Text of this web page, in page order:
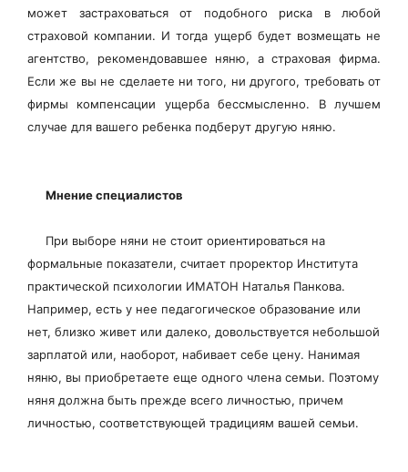
может застраховаться от подобного риска в любой
страховой компании. И тогда ущерб будет возмещать не
агентство, рекомендовавшее няню, а страховая фирма.
Если же вы не сделаете ни того, ни другого, требовать от
фирмы компенсации ущерба бессмысленно. В лучшем
случае для вашего ребенка подберут другую няню.
Мнение специалистов
При выборе няни не стоит ориентироваться на
формальные показатели, считает проректор Института
практической психологии ИМАТОН Наталья Панкова.
Например, есть у нее педагогическое образование или
нет, близко живет или далеко, довольствуется небольшой
зарплатой или, наоборот, набивает себе цену. Нанимая
няню, вы приобретаете еще одного члена семьи. Поэтому
няня должна быть прежде всего личностью, причем
личностью, соответствующей традициям вашей семьи.